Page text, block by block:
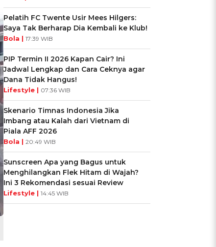
Pelatih FC Twente Usir Mees Hilgers:
Saya Tak Berharap Dia Kembali ke Klub!
Bola | 17:39 WIB
PIP Termin II 2026 Kapan Cair? Ini
Jadwal Lengkap dan Cara Ceknya agar
Dana Tidak Hangus!
Lifestyle | 07:36 WIB
Skenario Timnas Indonesia Jika
Imbang atau Kalah dari Vietnam di
Piala AFF 2026
Bola | 20:49 WIB
Sunscreen Apa yang Bagus untuk
Menghilangkan Flek Hitam di Wajah?
Ini 3 Rekomendasi sesuai Review
Lifestyle | 14:45 WIB